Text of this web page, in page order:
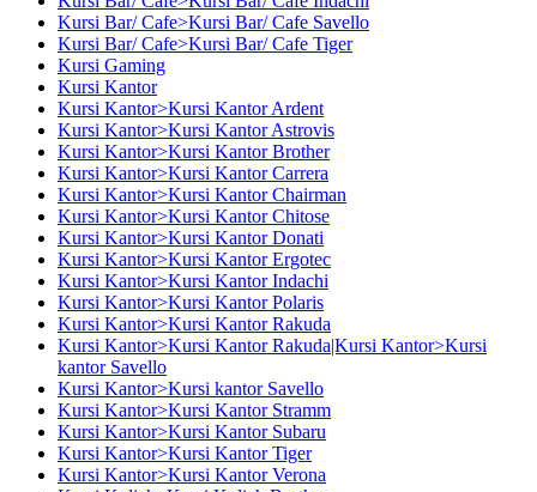
Kursi Bar/ Cafe>Kursi Bar/ Cafe Savello
Kursi Bar/ Cafe>Kursi Bar/ Cafe Tiger
Kursi Gaming
Kursi Kantor
Kursi Kantor>Kursi Kantor Ardent
Kursi Kantor>Kursi Kantor Astrovis
Kursi Kantor>Kursi Kantor Brother
Kursi Kantor>Kursi Kantor Carrera
Kursi Kantor>Kursi Kantor Chairman
Kursi Kantor>Kursi Kantor Chitose
Kursi Kantor>Kursi Kantor Donati
Kursi Kantor>Kursi Kantor Ergotec
Kursi Kantor>Kursi Kantor Indachi
Kursi Kantor>Kursi Kantor Polaris
Kursi Kantor>Kursi Kantor Rakuda
Kursi Kantor>Kursi Kantor Rakuda|Kursi Kantor>Kursi
kantor Savello
Kursi Kantor>Kursi kantor Savello
Kursi Kantor>Kursi Kantor Stramm
Kursi Kantor>Kursi Kantor Subaru
Kursi Kantor>Kursi Kantor Tiger
Kursi Kantor>Kursi Kantor Verona